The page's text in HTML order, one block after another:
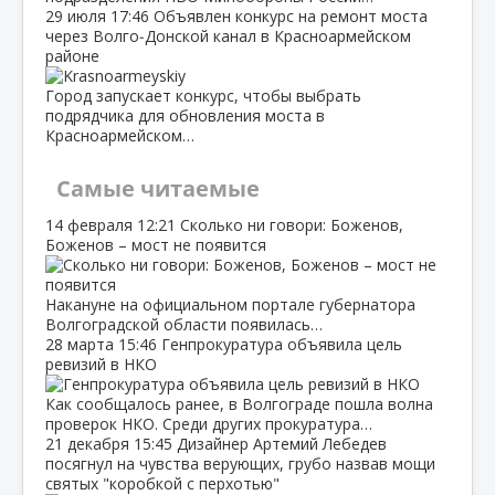
29 июля 17:46 Объявлен конкурс на ремонт моста
через Волго‑Донской канал в Красноармейском
районе
Город запускает конкурс, чтобы выбрать
подрядчика для обновления моста в
Красноармейском…
Самые читаемые
14 февраля 12:21 Сколько ни говори: Боженов,
Боженов – мост не появится
Накануне на официальном портале губернатора
Волгоградской области появилась…
28 марта 15:46 Генпрокуратура объявила цель
ревизий в НКО
Как сообщалось ранее, в Волгограде пошла волна
проверок НКО. Среди других прокуратура…
21 декабря 15:45 Дизайнер Артемий Лебедев
посягнул на чувства верующих, грубо назвав мощи
святых "коробкой с перхотью"